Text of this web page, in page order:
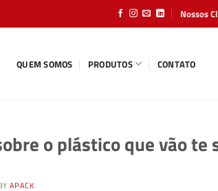
Nossos
QUEM SOMOS PRODUTOS CONTATO
o plástico que vão te
APACK